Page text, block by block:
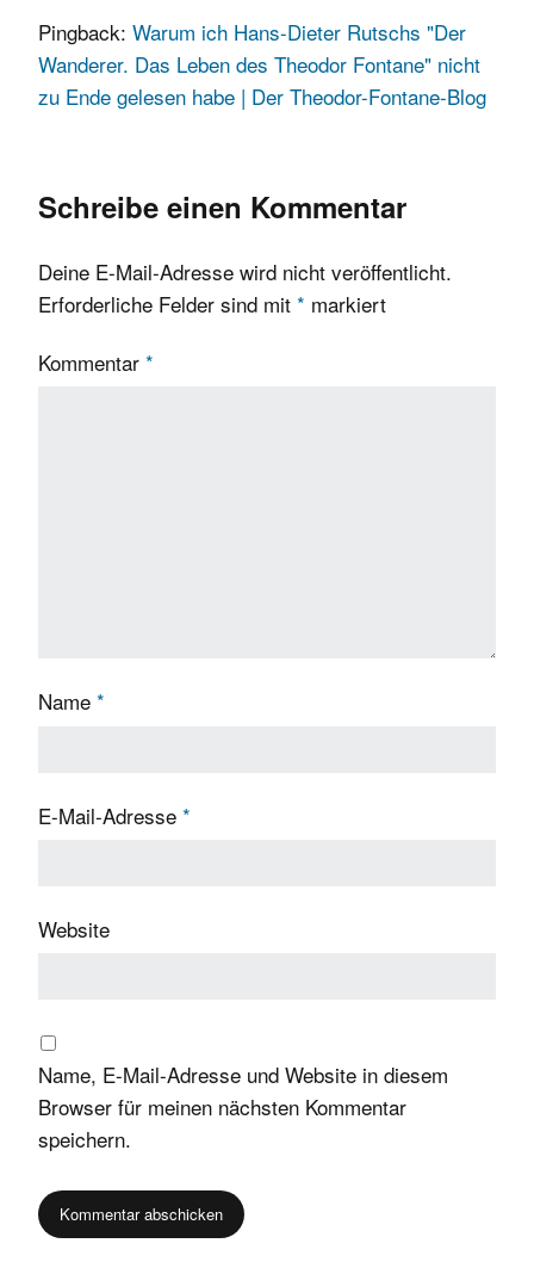
Pingback: Warum ich Hans-Dieter Rutschs "Der
Wanderer. Das Leben des Theodor Fontane" nicht
zu Ende gelesen habe | Der Theodor-Fontane-Blog
Schreibe einen Kommentar
Deine E-Mail-Adresse wird nicht veröffentlicht.
Erforderliche Felder sind mit * markiert
Kommentar *
Name *
E-Mail-Adresse *
Website
Name, E-Mail-Adresse und Website in diesem
Browser für meinen nächsten Kommentar
speichern.